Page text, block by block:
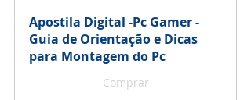
Apostila Digital -Pc Gamer -
Guia de Orientação e Dicas
para Montagem do Pc
Comprar